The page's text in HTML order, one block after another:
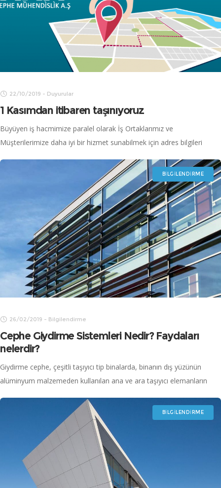
22/10/2019 - Duyurular
1 Kasımdan itibaren taşınıyoruz
Büyüyen iş hacmimize paralel olarak İş Ortaklarımız ve
Müşterilerimize daha iyi bir hizmet sunabilmek için adres bilgileri
olacağız. Adres: Kaynarca Mahallesi Zirve
BILGILENDIRME
26/02/2019 - Bilgilendirme
Cephe Giydirme Sistemleri Nedir? Faydaları
nelerdir?
Giydirme cephe, çeşitli taşıyıcı tip binalarda, binanın dış yüzünün
alüminyum malzemeden kullanılan ana ve ara taşıyıcı elemanların
kompozit levha veya alüminyum levha
BILGILENDIRME